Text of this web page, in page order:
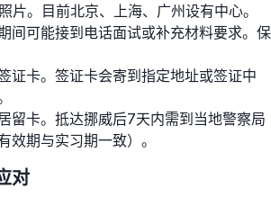
片。目前北京、上海、广州设有中心。
间可能接到电话面试或补充材料要求。保
证卡。签证卡会寄到指定地址或签证中
留卡。抵达挪威后7天内需到当地警察局
效期与实习期一致）。
对